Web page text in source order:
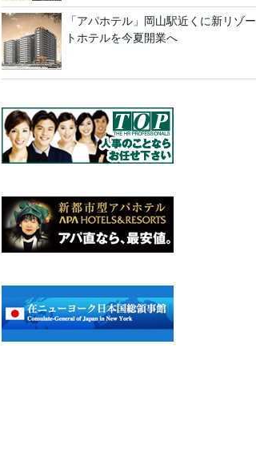
「アパホテル」岡山駅近くに新リゾー
トホテルを今夏開業へ